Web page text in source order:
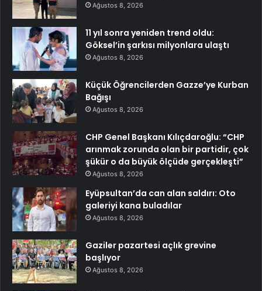
Ağustos 8, 2026
11 yıl sonra yeniden trend oldu:
Göksel’in şarkısı milyonlara ulaştı
Ağustos 8, 2026
Küçük Öğrencilerden Gazze’ye Kurban
Bağışı
Ağustos 8, 2026
CHP Genel Başkanı Kılıçdaroğlu: “CHP
arınmak zorunda olan bir partidir, çok
şükür o da büyük ölçüde gerçekleşti”
Ağustos 8, 2026
Eyüpsultan’da can alan saldırı: Oto
galeriyi kana buladılar
Ağustos 8, 2026
Gaziler pazartesi açlık grevine
başlıyor
Ağustos 8, 2026